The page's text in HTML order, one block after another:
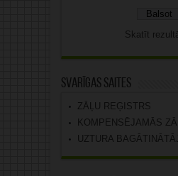
Skatīt
Svarīgas saites
ZĀĻU REĢISTRS
KOMPENSĒJAMĀS
UZTURA BAGĀTINĀTĀJI